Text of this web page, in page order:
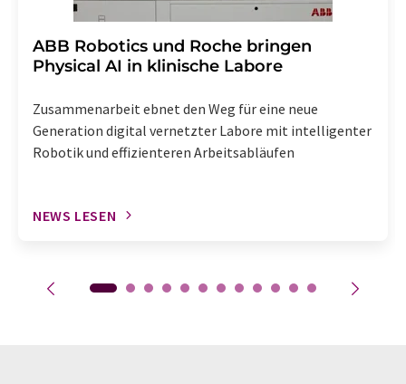
​​​​​​​ABB Robotics und Roche bringen
Physical AI in klinische Labore
Zusammenarbeit ebnet den Weg für eine neue
Generation digital vernetzter Labore mit intelligenter
Robotik und effizienteren Arbeitsabläufen
NEWS LESEN